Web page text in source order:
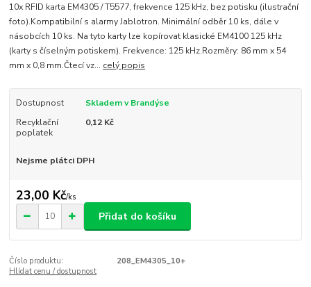
10x RFID karta EM4305 / T5577, frekvence 125 kHz, bez potisku (ilustrační
foto).Kompatibilní s alarmy Jablotron. Minimální odběr 10 ks, dále v
násobcích 10 ks. Na tyto karty lze kopírovat klasické EM4100 125 kHz
(karty s číselným potiskem). Frekvence: 125 kHz.Rozměry: 86 mm x 54
mm x 0,8 mm.Čtecí vz... celý popis
Dostupnost
Skladem v Brandýse
Recyklační
poplatek
0,12 Kč
Nejsme plátci DPH
23,00 Kč/ks
Přidat do košíku
Číslo produktu:
208_EM4305_10+
Hlídat cenu / dostupnost